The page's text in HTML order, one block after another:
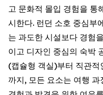
고 문화적 몰입 경험을 통
시한다. 런던 소호 중심
는 과도한 시설보다 경험
이고 디자인 중심의 숙박
(캡슐형 객실)부터 직관
까지, 모든 요소는 여행